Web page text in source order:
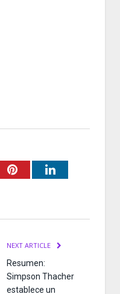
PinterestLinkedIn
NEXT ARTICLE
Resumen:
Simpson Thacher
establece un